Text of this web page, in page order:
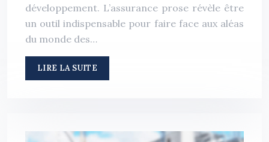
développement. L’assurance prose révèle être
un outil indispensable pour faire face aux aléas
du monde des…
LIRE LA SUITE